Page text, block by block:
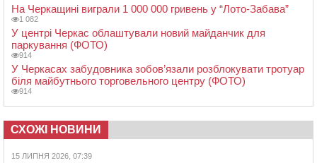
На Черкащині виграли 1 000 000 гривень у “Лото-Забава”
1 082
У центрі Черкас облаштували новий майданчик для
паркування (ФОТО)
914
У Черкасах забудовника зобов’язали розблокувати тротуар
біля майбутнього торговельного центру (ФОТО)
914
СХОЖІ НОВИНИ
15 ЛИПНЯ 2026, 07:39